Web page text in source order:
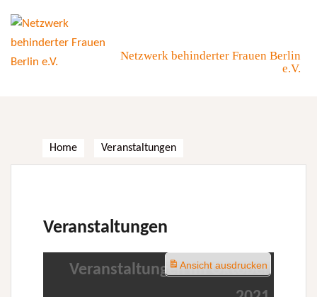
content
Netzwerk behinderter Frauen Berlin
e.V.
Home Veranstaltungen
Veranstaltungen
Veranstaltungen im Oktober
Ansichtausdrucken